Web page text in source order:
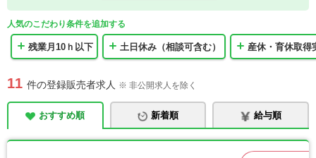
人気のこだわり条件を追加する
残業月10ｈ以下 土日休み（相談可含む） 産休・育休取得
11 件の登録販売者求人 ※ 非公開求人を除く
おすすめ順 新着順 給与順